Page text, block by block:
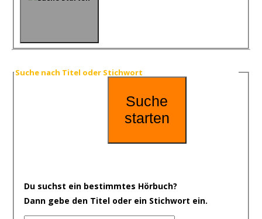
Suche nach Titel oder Stichwort
Du suchst ein bestimmtes Hörbuch?
Dann gebe den Titel oder ein Stichwort ein.
Suche
starten